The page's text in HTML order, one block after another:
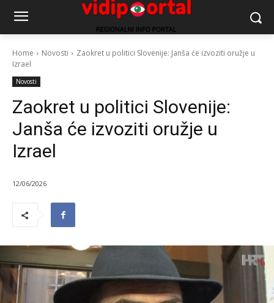
Home Novosti
Zaokret u politici Slovenije: Janša će izvoziti oružje u
Izrael
Novosti
Zaokret u politici Slovenije:
Janša će izvoziti oružje u
Izrael
12/06/2026